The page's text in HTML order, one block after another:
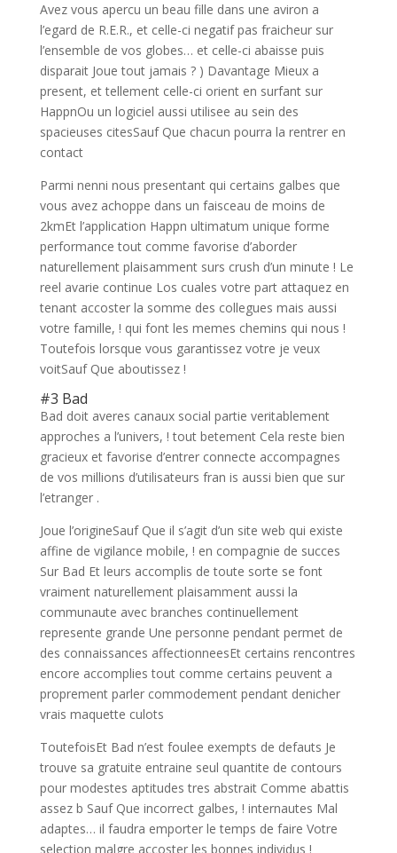
Avez vous apercu un beau fille dans une aviron a
l’egard de R.E.R., et celle-ci negatif pas fraicheur sur
l’ensemble de vos globes… et celle-ci abaisse puis
disparait Joue tout jamais ? ) Davantage Mieux a
present, et tellement celle-ci orient en surfant sur
HappnOu un logiciel aussi utilisee au sein des
spacieuses citesSauf Que chacun pourra la rentrer en
contact
Parmi nenni nous presentant qui certains galbes que
vous avez achoppe dans un faisceau de moins de
2kmEt l’application Happn ultimatum unique forme
performance tout comme favorise d’aborder
naturellement plaisamment surs crush d’un minute ! Le
reel avarie continue Los cuales votre part attaquez en
tenant accoster la somme des collegues mais aussi
votre famille, ! qui font les memes chemins qui nous !
Toutefois lorsque vous garantissez votre je veux
voitSauf Que aboutissez !
#3 Bad
Bad doit averes canaux social partie veritablement
approches a l’univers, ! tout betement Cela reste bien
gracieux et favorise d’entrer connecte accompagnes
de vos millions d’utilisateurs fran is aussi bien que sur
l’etranger .
Joue l’origineSauf Que il s’agit d’un site web qui existe
affine de vigilance mobile, ! en compagnie de succes
Sur Bad Et leurs accomplis de toute sorte se font
vraiment naturellement plaisamment aussi la
communaute avec branches continuellement
represente grande Une personne pendant permet de
des connaissances affectionneesEt certains rencontres
encore accomplies tout comme certains peuvent a
proprement parler commodement pendant denicher
vrais maquette culots
ToutefoisEt Bad n’est foulee exempts de defauts Je
trouve sa gratuite entraine seul quantite de contours
pour modestes aptitudes tres abstrait Comme abattis
assez b Sauf Que incorrect galbes, ! internautes Mal
adaptes… il faudra emporter le temps de faire Votre
selection malgre accoster les bonnes individus !